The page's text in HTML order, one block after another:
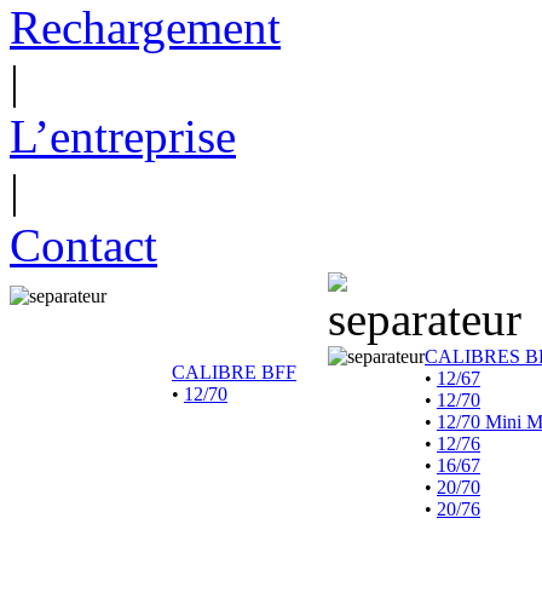
Rechargement
|
L’entreprise
|
Contact
CALIBRE BFF
• 12/70
CALIBRES
• 12/67
• 12/70
• 12/70 Mini
• 12/76
• 16/67
• 20/70
• 20/76